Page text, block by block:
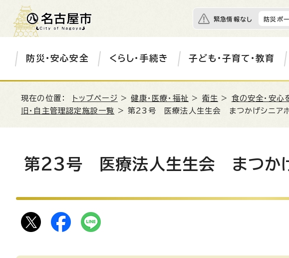
緊急情報なし 防災ポ
防災・安心安全 くらし・手続き 子ども・子育て・教育
現在の位置： トップページ >健康・医療・福祉 > 衛生 > 食の安全・安心
旧・自主管理認定施設一覧 > 第23号 医療法人生生会 まつかげシニア
第23号 医療法人生生会 まつかげ